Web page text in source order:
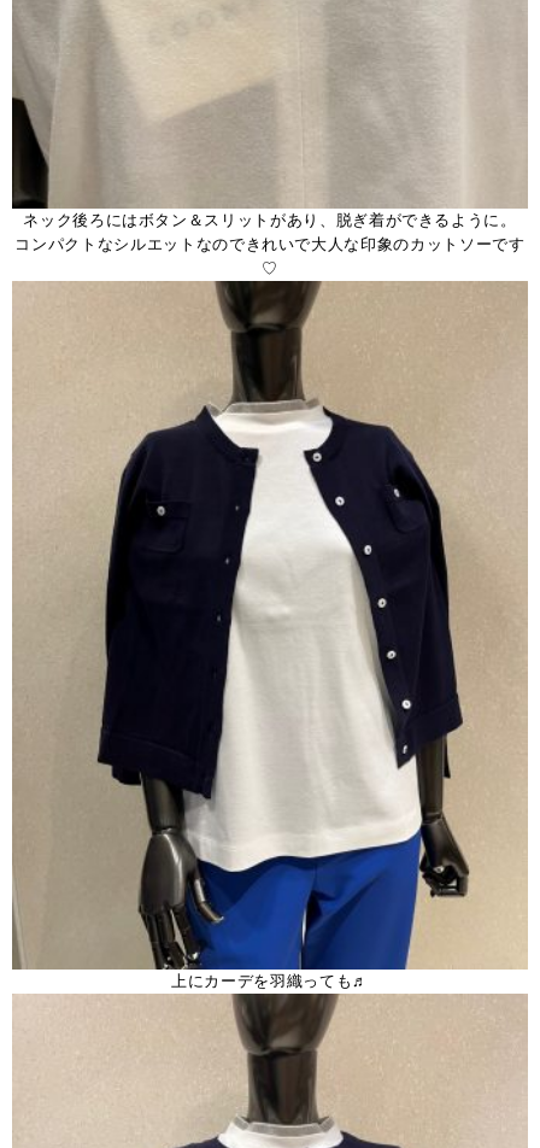
ネック後ろにはボタン＆スリットがあり、脱ぎ着ができるように。
コンパクトなシルエットなのできれいで大人な印象のカットソーです
♡
上にカーデを羽織っても♬